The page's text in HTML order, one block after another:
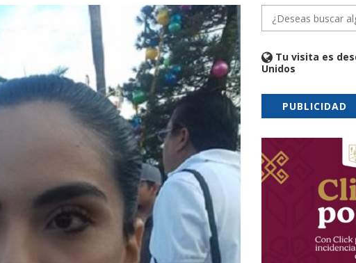
Tu visita es
Unidos
PUBLICIDAD